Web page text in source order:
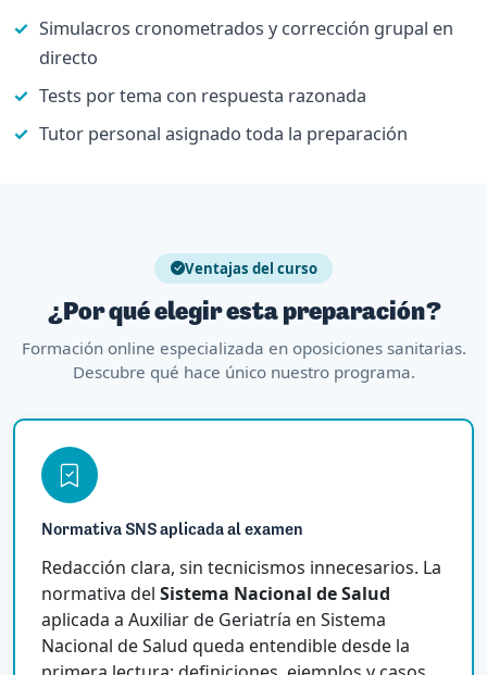
Simulacros cronometrados y corrección grupal en
directo
Tests por tema con respuesta razonada
Tutor personal asignado toda la preparación
Ventajas del curso
¿Por qué elegir esta preparación?
Formación online especializada en oposiciones sanitarias.
Descubre qué hace único nuestro programa.
Normativa SNS aplicada al examen
Redacción clara, sin tecnicismos innecesarios. La
normativa del Sistema Nacional de Salud
aplicada a Auxiliar de Geriatría en Sistema
Nacional de Salud queda entendible desde la